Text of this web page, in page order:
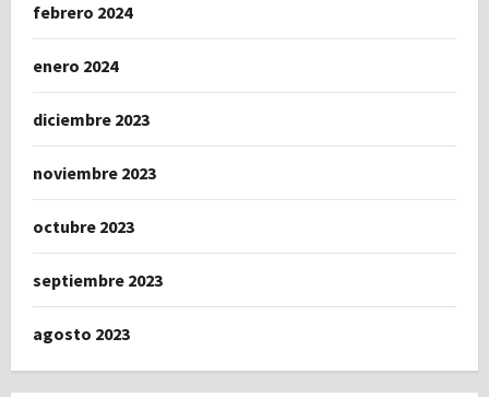
febrero 2024
enero 2024
diciembre 2023
noviembre 2023
octubre 2023
septiembre 2023
agosto 2023